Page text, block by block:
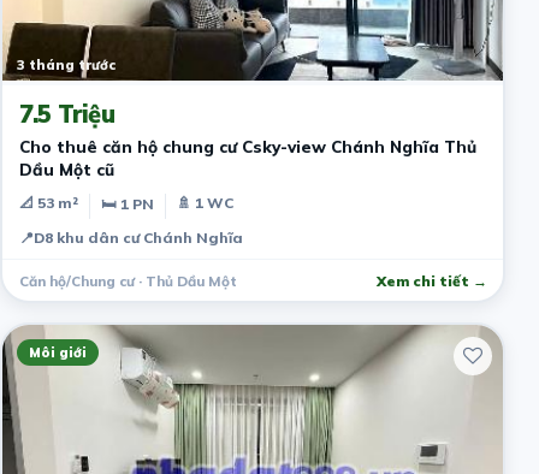
3 tháng trước
7.5 Triệu
Cho thuê căn hộ chung cư Csky-view Chánh Nghĩa Thủ
Dầu Một cũ
📐 53 m² 🛏 1 PN
🚿 1 WC
📍D8 khu dân cư Chánh Nghĩa
Căn hộ/Chung cư · Thủ Dầu Một Xem chi tiết →
Môi giới